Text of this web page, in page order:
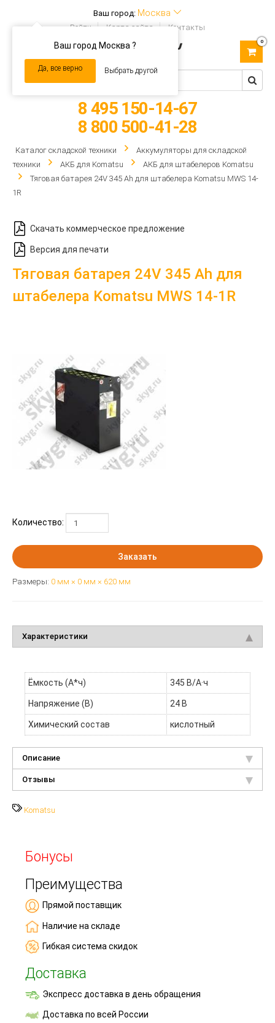
Ваш город: Москва
Ваш город Москва ?
Да, все верно Выбрать другой
Войти Карта сайта Контакты
navigation
0
8 495 150-14-67
8 800 500-41-28
Каталог складской техники
Аккумуляторы для складской
техники
АКБ для Komatsu
АКБ для штабелеров Komatsu
Тяговая батарея 24V 345 Ah для штабелера Komatsu MWS 14-
1R
Скачать коммерческое предложение
Версия для печати
Тяговая батарея 24V 345 Ah для
штабелера Komatsu MWS 14-1R
Количество:
Заказать
Размеры: 0 мм × 0 мм × 620 мм
Характеристики
Ёмкость (А*ч) 345 В/А·ч
Напряжение (В) 24 В
Химический состав кислотный
Описание
Отзывы
Komatsu
Бонусы
Преимущества
Прямой поставщик
Наличие на складе
Гибкая система скидок
Доставка
Экспресс доставка в день обращения
Доставка по всей России